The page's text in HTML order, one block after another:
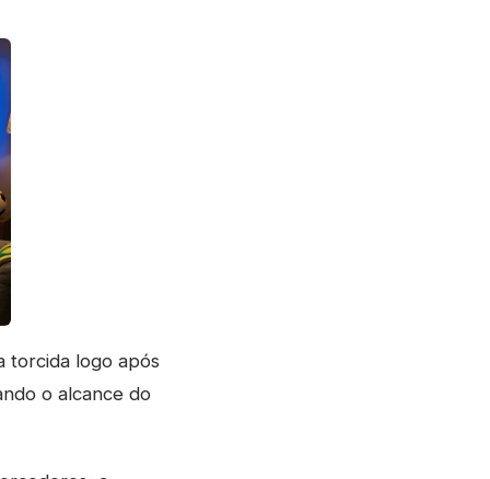
torcida logo após
o alcance do